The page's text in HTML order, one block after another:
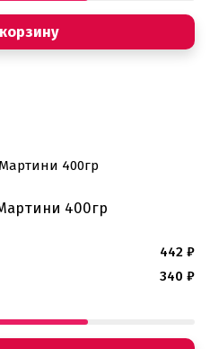
400гр
442 ₽
340 ₽